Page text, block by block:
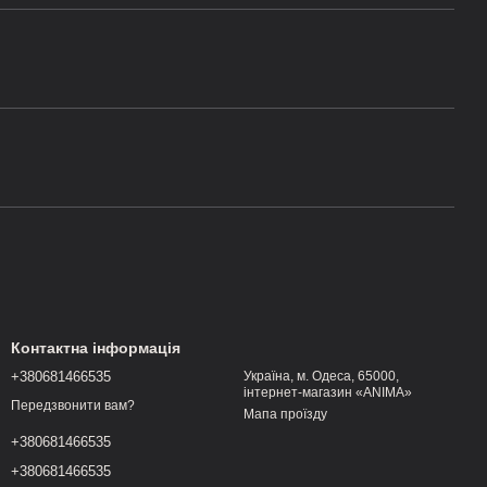
Контактна інформація
+380681466535
Передзвонити вам?
+380681466535
+380681466535
Україна, м. Одеса, 65000,
інтернет-магазин «ANIMA»
Мапа проїзду